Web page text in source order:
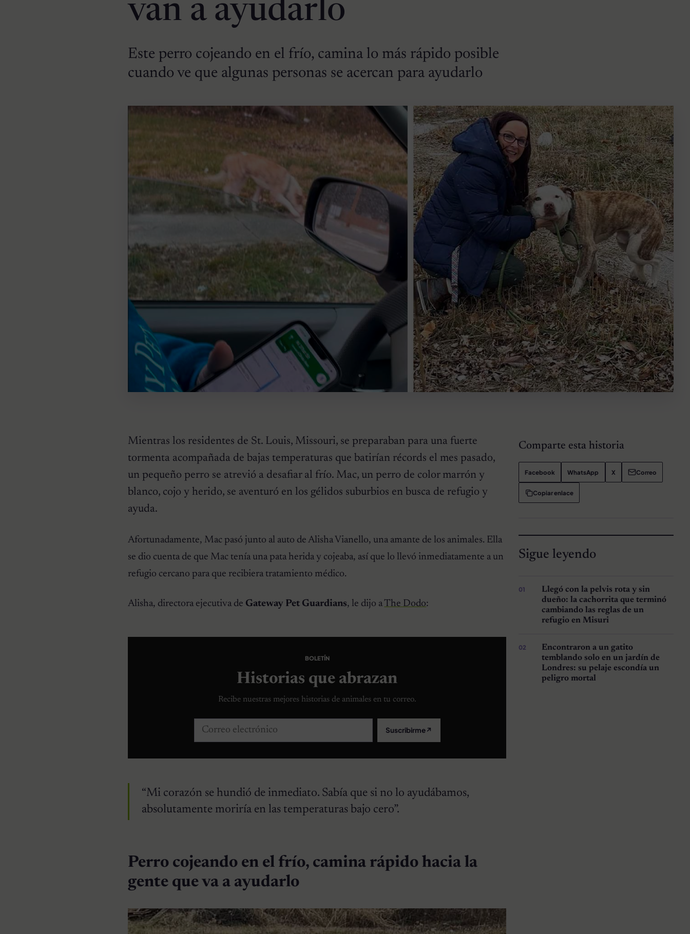
van a ayudarlo
Este perro cojeando en el frío, camina lo más rápido posible
cuando ve que algunas personas se acercan para ayudarlo
Mientras los residentes de St. Louis, Missouri, se preparaban para una fuerte
tormenta acompañada de bajas temperaturas que batirían récords el mes pasado,
un pequeño perro se atrevió a desafiar al frío. Mac, un perro de color marrón y
blanco, cojo y herido, se aventuró en los gélidos suburbios en busca de refugio y
ayuda.
Afortunadamente, Mac pasó junto al auto de Alisha Vianello, una amante de los animales. Ella
se dio cuenta de que Mac tenía una pata herida y cojeaba, así que lo llevó inmediatamente a un
refugio cercano para que recibiera tratamiento médico.
Alisha, directora ejecutiva de Gateway Pet Guardians, le dijo aThe Dodo:
BOLETÍN
Historias que abrazan
Recibe nuestras mejores historias de animales en tu correo.
Correo electrónico Suscribirme↗
“Mi corazón se hundió de inmediato. Sabía que si no lo ayudábamos,
absolutamente moriría en las temperaturas bajo cero”.
Perro cojeando en el frío, camina rápido hacia la
gente que va a ayudarlo
Comparte esta historia
Facebook WhatsApp X Correo
Copiar enlace
Sigue leyendo
Llegó con la pelvis rota y sin
dueño: la cachorrita que terminó
cambiando las reglas de un
refugio en Misuri
Encontraron a un gatito
temblando solo en un jardín de
Londres: su pelaje escondía un
peligro mortal